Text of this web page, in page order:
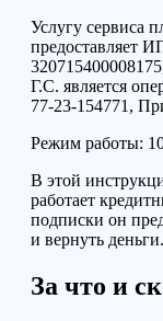
Услугу сервиса
предоставляет
Г.С. является
77-23-154771,
Режим работы:
В этой
работает
подписки он
и вернуть деньги.
За что и